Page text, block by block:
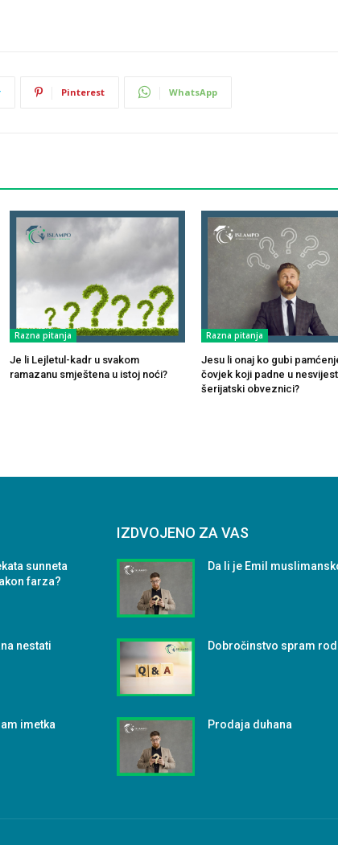
Pinterest WhatsApp
Razna pitanja
Je li Lejletul-kadr u svakom
ramazanu smještena u istoj noći?
Razna pitanja
Jesu li onaj ko gubi
čovjek koji padne u nesvijest
šerijatski obveznici?
sunneta
farza?
nestati
imetka
IZDVOJENO ZA VAS
Da li je Emil
Dobročinstvo spram
Prodaja duhana